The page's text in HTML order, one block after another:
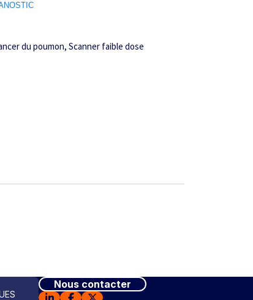
du poumon Scanner faible dose
Nous contacter